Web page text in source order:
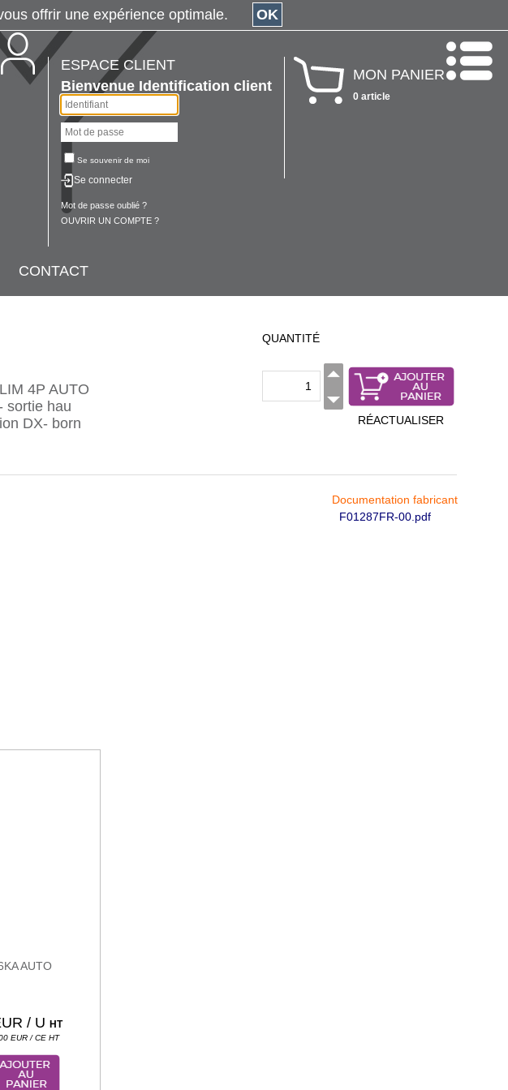
ESPACE CLIENT
Bienvenue Identification client
Se souvenir de moi
Se connecter
Mot de passe oublié ?
OUVRIR UN COMPTE ?
MON PANIER
0 article
CONTACT
4P AUTO
sortie hau
DX- born
QUANTITÉ
RÉACTUALISER
Documentation fabricant
F01287FR-00.pdf
AUTO
/ U HT
EUR / CE HT
vous offrir une expérience optimale. OK